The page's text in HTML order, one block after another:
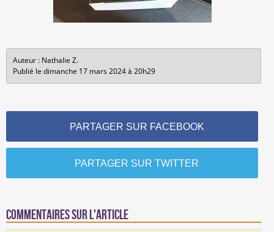
Auteur : Nathalie Z.
Publié le dimanche 17 mars 2024 à 20h29
PARTAGER SUR FACEBOOK
PARTAGER SUR TWITTER
Commentaires sur l'article